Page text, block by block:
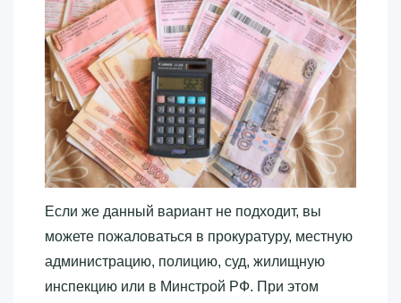
Если же данный вариант не подходит, вы
можете пожаловаться в прокуратуру, местную
администрацию, полицию, суд, жилищную
инспекцию или в Минстрой РФ. При этом